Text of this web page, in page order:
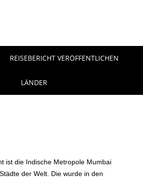
REISEBERICHT VERÖFFENTLICHEN
LÄNDER
ist die Indische Metropole Mumbai
der Welt. Die wurde in den